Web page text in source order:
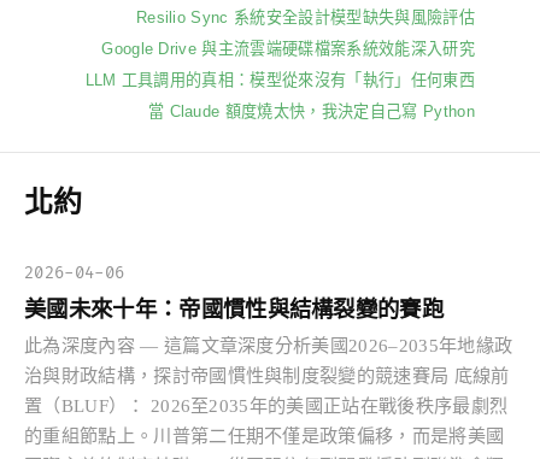
Resilio Sync 系統安全設計模型缺失與風險評估
Google Drive 與主流雲端硬碟檔案系統效能深入研究
LLM 工具調用的真相：模型從來沒有「執行」任何東西
當 Claude 額度燒太快，我決定自己寫 Python
北約
2026-04-06
美國未來十年：帝國慣性與結構裂變的賽跑
此為深度內容 — 這篇文章深度分析美國2026–2035年地緣政
治與財政結構，探討帝國慣性與制度裂變的競速賽局 底線前
置（BLUF）： 2026至2035年的美國正站在戰後秩序最劇烈
的重組節點上。川普第二任期不僅是政策偏移，而是將美國